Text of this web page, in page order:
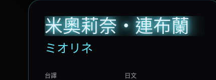
米奧莉奈・連布蘭
ミオリネ
台譯 日文